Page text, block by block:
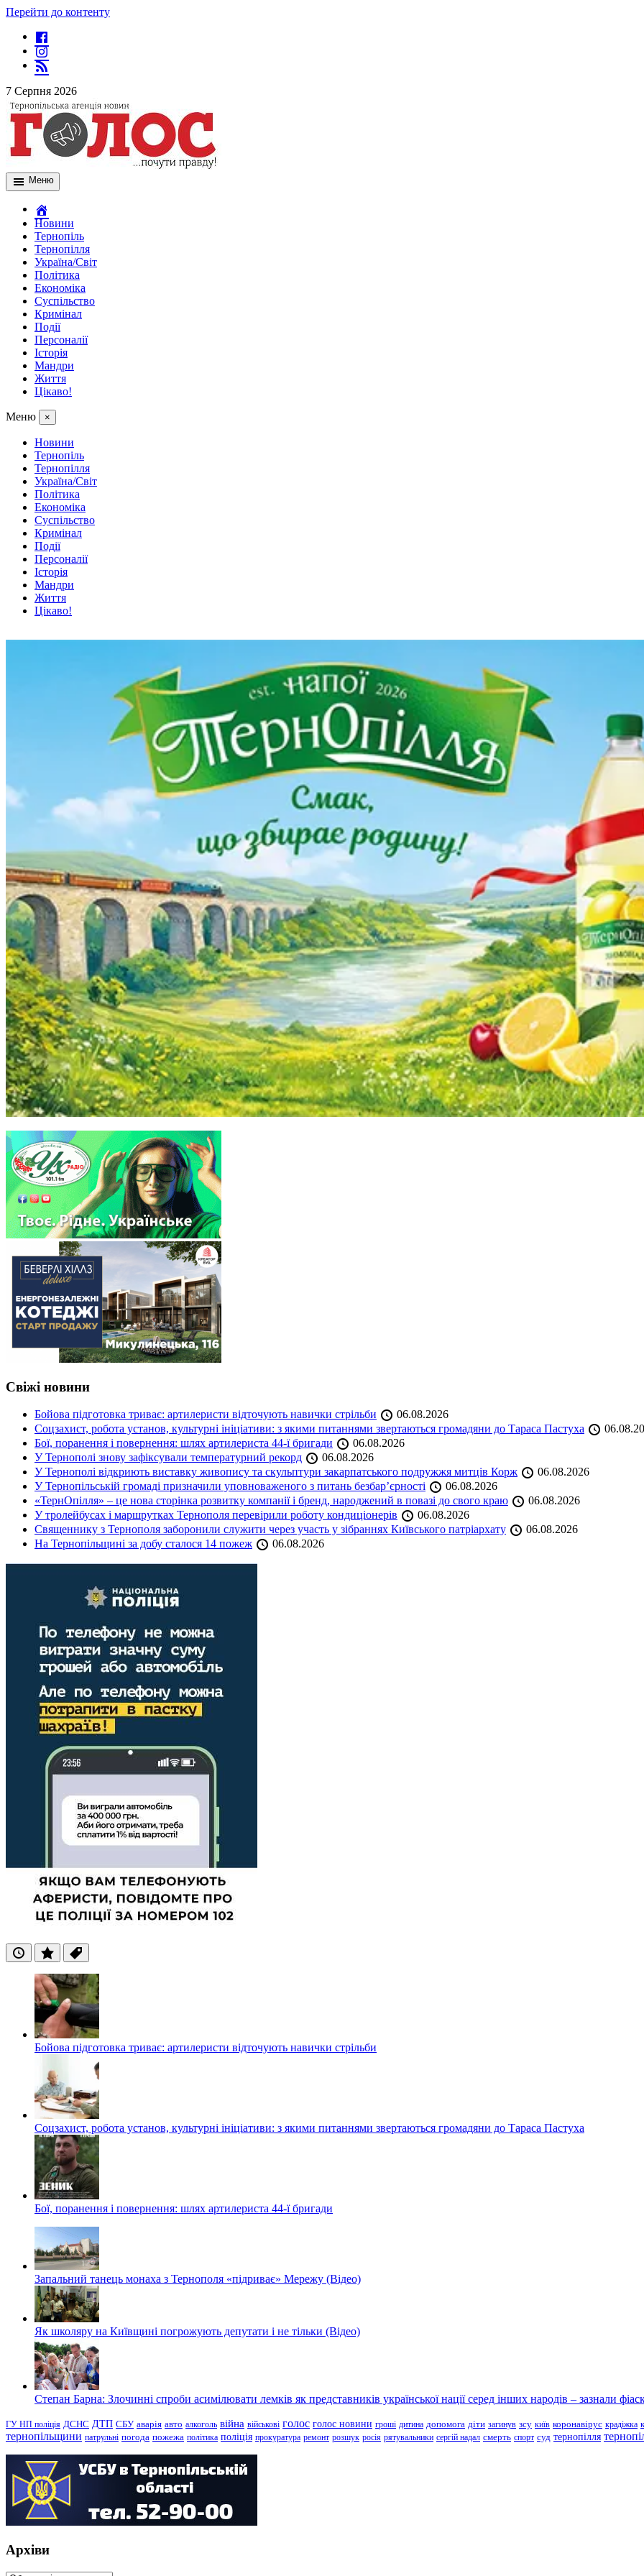
Перейти до контенту
7 Серпня 2026
Меню
Новини
Тернопіль
Тернопілля
Україна/Світ
Політика
Економіка
Суспільство
Кримінал
Події
Персоналії
Історія
Мандри
Життя
Цікаво!
Меню ×
Новини
Тернопіль
Тернопілля
Україна/Світ
Політика
Економіка
Суспільство
Кримінал
Події
Персоналії
Історія
Мандри
Життя
Цікаво!
Свіжі новини
Бойова підготовка триває: артилеристи відточують навички стрільби
06.08.2026
Соцзахист, робота установ, культурні ініціативи: з якими питаннями звертаються громадяни до Тараса Пастуха
Бої, поранення і повернення: шлях артилериста 44-ї бригади
06.08.2026
У Тернополі знову зафіксували температурний рекорд
06.08.2026
У Тернополі відкриють виставку живопису та скульптури закарпатського подружжя митців Корж
06.08.2026
У Тернопільській громаді призначили уповноваженого з питань безбар’єрності
06.08.2026
«ТернОпілля» – це нова сторінка розвитку компанії і бренд, народжений в повазі до свого краю
06.08.2026
У тролейбусах і маршрутках Тернополя перевірили роботу кондиціонерів
06.08.2026
Священнику з Тернополя заборонили служити через участь у зібраннях Київського патріархату
06.08.2026
На Тернопільщині за добу сталося 14 пожеж
06.08.2026
ОстанніПопулярні
Теги
Бойова підготовка триває: артилеристи відточують навички стрільби
Соцзахист, робота установ, культурні ініціативи: з якими питаннями звертаються громадяни до Тараса Пастуха
Бої, поранення і повернення: шлях артилериста 44-ї бригади
Запальний танець монаха з Тернополя «підриває» Мережу (Відео)
Як школяру на Київщині погрожують депутати і не тільки (Відео)
Степан Барна: Злочинні спроби асимілювати лемків як представників української нації серед інших народів – зазнали
ГУ НП поліція ДСНС ДТП СБУ аварія авто алкоголь війна військові голос голос новини гроші дитина допомога діти загинув зсу київ коронавірус крадіжка
тернопільщини патрульні погода пожежа політика поліція прокуратура ремонт розшук росія рятувальники сергій надал смерть спорт суд тернопілля
Архіви